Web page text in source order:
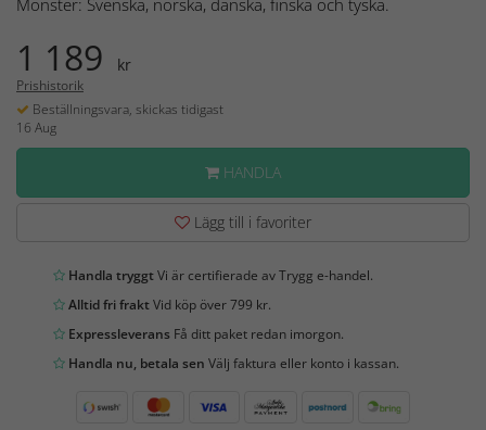
Mönster: Svenska, norska, danska, finska och tyska.
1 189 kr
Prishistorik
Beställningsvara, skickas tidigast
16 Aug
HANDLA
Lägg till i favoriter
Handla tryggtVi är certifierade av Trygg e-handel.
Alltid fri fraktVid köp över 799 kr.
Expressleverans Få ditt paket redan imorgon.
Handla nu, betala sen Välj faktura eller konto i kassan.